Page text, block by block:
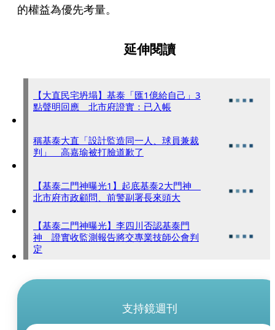
的權益為優先考量。
延伸閱讀
【大直民宅坍塌】基泰「匯1億給自己」3
點聲明回應 北市府證實：已入帳
稱基泰大直「設計監造同一人、球員兼裁
判」 高嘉瑜被打臉道歉了
【基泰二門神曝光1】起底基泰2大門神
北市府市政顧問、前警副署長來頭大
【基泰二門神曝光】李四川否認基泰門
神 證實收監測報告將交專業技師公會判
定
支持鏡週刊